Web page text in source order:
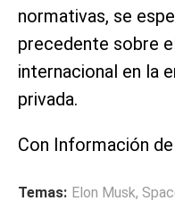
normativas, se
precedente sobre
internacional en la
privada.
Con Información
Temas: Elon Musk,